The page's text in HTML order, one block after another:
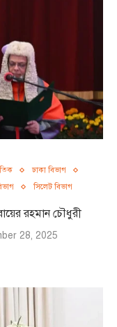
ঢাকা বিভাগ
সিলেট বিভাগ
রহমান চৌধুরী
28, 2025